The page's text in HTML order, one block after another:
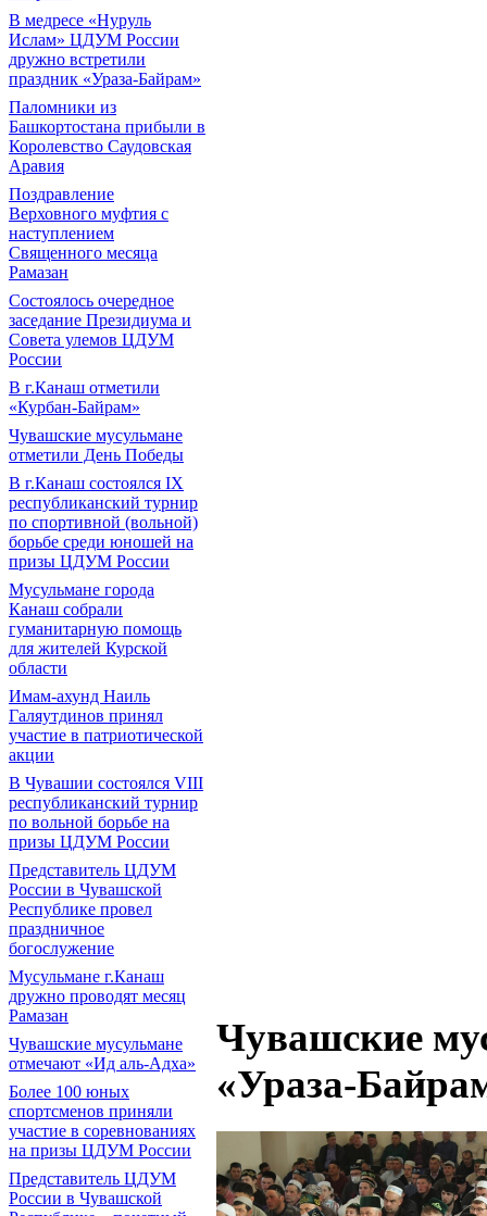
В медресе «Нуруль
Ислам» ЦДУМ России
дружно встретили
праздник «Ураза-Байрам»
Паломники из
Башкортостана прибыли в
Королевство Саудовская
Аравия
Поздравление
Верховного муфтия с
наступлением
Священного месяца
Рамазан
Состоялось очередное
заседание Президиума и
Совета улемов ЦДУМ
России
В г.Канаш отметили
«Курбан-Байрам»
Чувашские мусульмане
отметили День Победы
В г.Канаш состоялся IX
республиканский турнир
по спортивной (вольной)
борьбе среди юношей на
призы ЦДУМ России
Мусульмане города
Канаш собрали
гуманитарную помощь
для жителей Курской
области
Имам-ахунд Наиль
Галяутдинов принял
участие в патриотической
акции
В Чувашии состоялся VIII
республиканский турнир
по вольной борьбе на
призы ЦДУМ России
Представитель ЦДУМ
России в Чувашской
Республике провел
праздничное
богослужение
Мусульмане г.Канаш
дружно проводят месяц
Рамазан
Чувашские мусульмане
отмечают «Ид аль-Адха»
Более 100 юных
спортсменов приняли
участие в соревнованиях
на призы ЦДУМ России
Представитель ЦДУМ
России в Чувашской
Чувашские
«Ураза-